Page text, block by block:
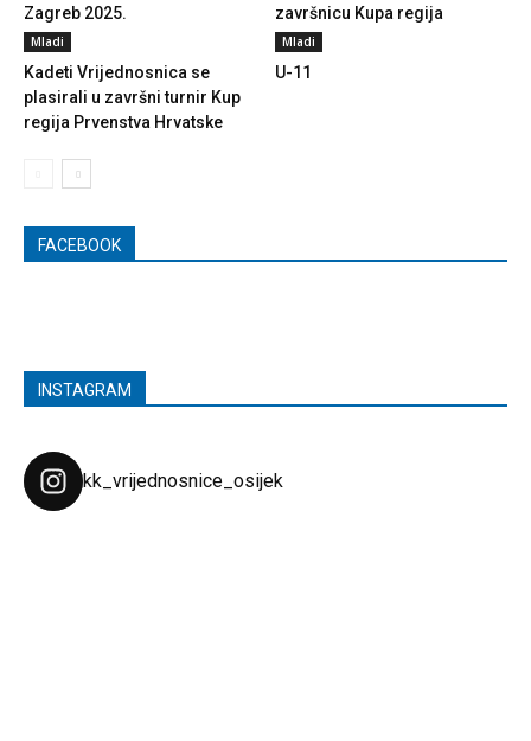
Zagreb 2025.
završnicu Kupa regija
Mladi
Kadeti Vrijednosnica se
plasirali u završni turnir Kup
regija Prvenstva Hrvatske
Mladi
U-11
FACEBOOK
INSTAGRAM
kk_vrijednosnice_osijek